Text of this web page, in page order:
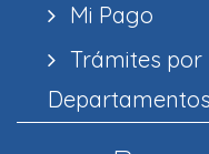
Mi Pago
Trámites por
Departamentos